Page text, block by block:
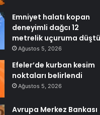
Emniyet halatı kopan
deneyimli dağcı 12
metrelik uçuruma düştü
Ağustos 5, 2026
Efeler’de kurban kesim
noktaları belirlendi
Ağustos 5, 2026
Avrupa Merkez Bankası